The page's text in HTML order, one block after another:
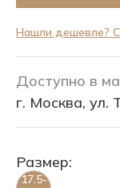
Нашли дешевле?
Доступно в
г. Москва, ул.
Размер:
17.5-